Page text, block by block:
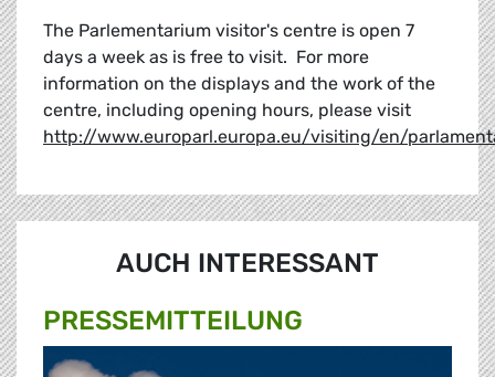
The Parlementarium visitor's centre is open 7
days a week as is free to visit. For more
information on the displays and the work of the
centre, including opening hours, please visit
http://www.europarl.europa.eu/visiting/en/
AUCH INTERESSANT
PRESSE­MITTEILUNG